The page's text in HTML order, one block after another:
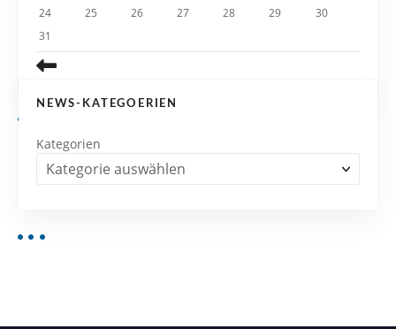
24
25 26 27 28 29
30
31
NEWS-KATEGOERIEN
Kategorien